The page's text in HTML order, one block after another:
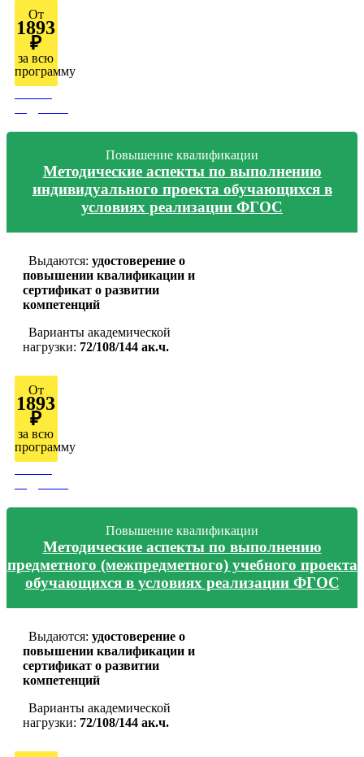
От
1893
₽
за всю
программу
Повышение квалификации
Методические аспекты по выполнению
индивидуального проекта обучающихся в
условиях реализации ФГОС
Выдаются: удостоверение о
повышении квалификации и
сертификат о развитии
компетенций
Варианты академической
нагрузки: 72/108/144 ак.ч.
От
1893
₽
за всю
программу
Повышение квалификации
Методические аспекты по выполнению
предметного (межпредметного) учебного проекта
обучающихся в условиях реализации ФГОС
Выдаются: удостоверение о
повышении квалификации и
сертификат о развитии
компетенций
Варианты академической
нагрузки: 72/108/144 ак.ч.